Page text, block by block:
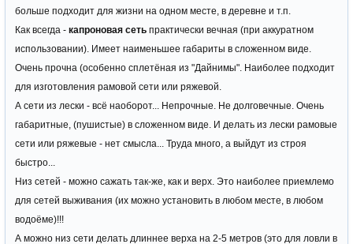
больше подходит для жизни на одном месте, в деревне и т.п.
Как всегда - капроновая сеть практически вечная (при аккуратном
использовании). Имеет наименьшее габариты в сложенном виде.
Очень прочна (особенно сплетёная из "Дайнимы". Наиболее подходит
для изготовления рамовой сети или ряжевой.
А сети из лески - всё наоборот... Непрочные. Не долговечные. Очень
габаритные, (пушистые) в сложенном виде. И делать из лески рамовые
сети или ряжевые - нет смысла... Труда много, а выйдут из строя
быстро...
Низ сетей - можно сажать так-же, как и верх. Это наиболее приемлемо
для сетей выживания (их можно установить в любом месте, в любом
водоёме)!!!
А можно низ сети делать длиннее верха на 2-5 метров (это для ловли в